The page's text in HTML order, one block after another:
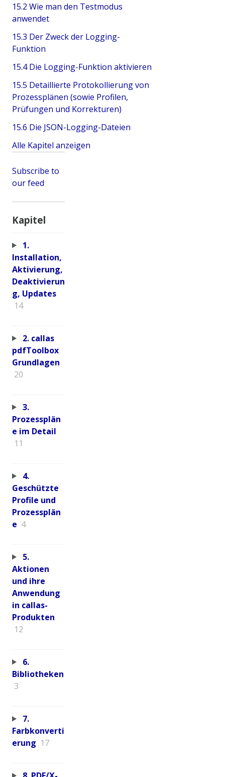
15.2 Wie man den Testmodus
anwendet
15.3 Der Zweck der Logging-
Funktion
15.4 Die Logging-Funktion aktivieren
15.5 Detaillierte Protokollierung von
Prozessplänen (sowie Profilen,
Prüfungen und Korrekturen)
15.6 Die JSON-Logging-Dateien
Alle Kapitel anzeigen
Subscribe to
our feed
Kapitel
1.
Installation,
Aktivierung,
Deaktivierun
g, Updates
14
2. callas
pdfToolbox
Grundlagen
20
3.
Prozessplän
e im Detail
11
4.
Geschützte
Profile und
Prozessplän
e 4
5.
Aktionen
und ihre
Anwendung
in callas-
Produkten
12
6.
Bibliotheken
3
7.
Farbkonverti
erung 17